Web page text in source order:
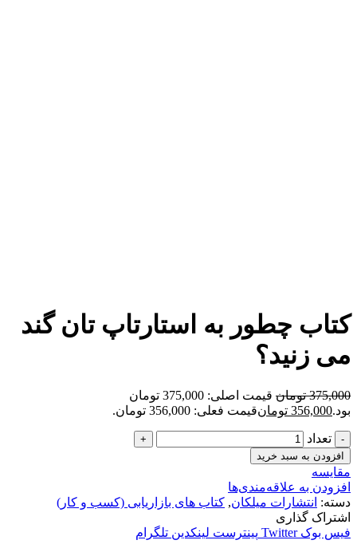
کتاب چطور به استارتاپ تان گند
می زنید؟
375,000 تومان
قیمت اصلی: 375,000 تومان
بود.356,000 تومانقیمت فعلی: 356,000 تومان.
تعداد
افزودن به سبد خرید
مقایسه
افزودن به علاقه‌مندی‌ها
دسته: انتشارات میلکان, کتاب های بازاریابی (کسب و کار)
اشتراک گذاری
فیس بوک Twitter پینترست لینکدین تلگرام